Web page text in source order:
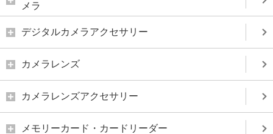
メラ
デジタルカメラアクセサリー
カメラレンズ
カメラレンズアクセサリー
メモリーカード・カードリーダー